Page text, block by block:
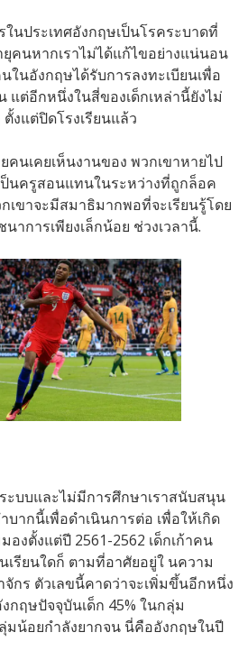
นประเทศอังกฤษเป็นโรคระบาดที่
คนหากเราไม่ได้แก้ไขอย่างแน่นอน
นอังกฤษได้รับการลงทะเบียนเพื่อ
แต่อีกหนึ่งในสี่ของเด็กเหล่านี้ยังไม่
งแต่ปิดโรงเรียนแล้ว
คนเคยเห็นงานของ พวกเขาหายไป
ป็นครูสอนแทนในระหว่างที่ถูกล็อค
เขาจะมีสมาธิมากพอที่จะเรียนรู้โดย
าการเพียงเล็กน้อย ช่วงเวลานี้.
ะบบและไม่มีการศึกษาเราสนับสนุน
ากนี้เพื่อดำเนินการต่อ เพื่อให้เกิด
งตั้งแต่ปี 2561-2562 เด็กเก้าคน
รียนใดก็ ตามที่อาศัยอยู่ใ นความ
กร ตัวเลขนี้คาดว่าจะเพิ่มขึ้นอีกหนึ่ง
กฤษปัจจุบันเด็ก 45% ในกลุ่ม
น้อยกำลังยากจน นี่คืออังกฤษในปี